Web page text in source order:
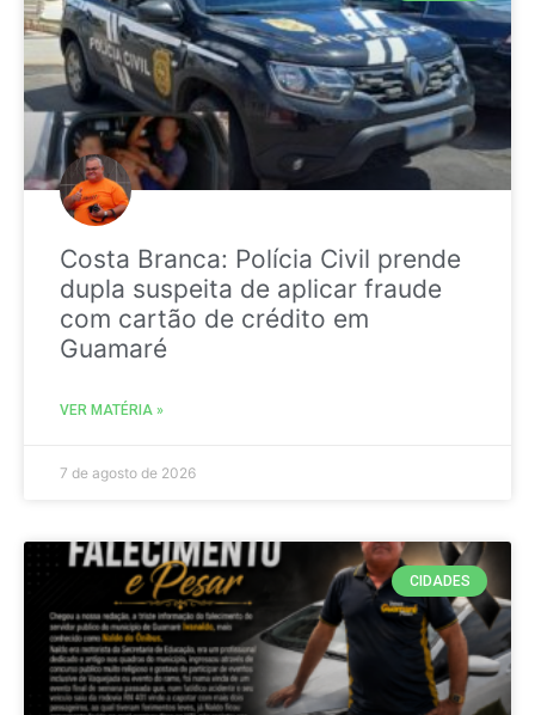
Costa Branca: Polícia Civil prende
dupla suspeita de aplicar fraude
com cartão de crédito em
Guamaré
VER MATÉRIA »
7 de agosto de 2026
CIDADES